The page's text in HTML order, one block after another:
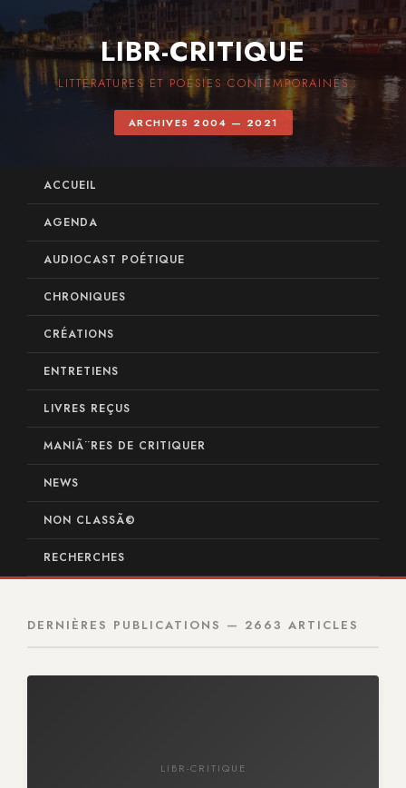
LIBR-CRITIQUE
LITTÉRATURES ET POÉSIES CONTEMPORAINES
ARCHIVES 2004 — 2021
ACCUEIL
AGENDA
AUDIOCAST POÉTIQUE
CHRONIQUES
CRÉATIONS
ENTRETIENS
LIVRES REÇUS
MANIÃ¨RES DE CRITIQUER
NEWS
NON CLASSÃ©
RECHERCHES
DERNIÈRES PUBLICATIONS — 2663 ARTICLES
LIBR-CRITIQUE